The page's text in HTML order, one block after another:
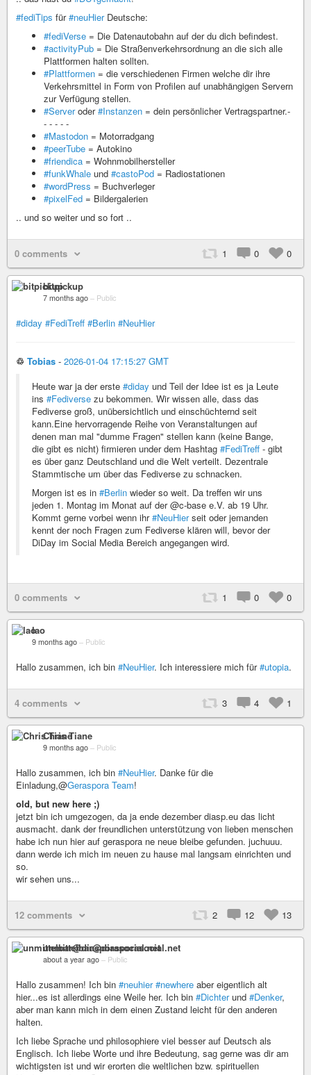
#fediTips für#neuHierDeutsche:
#fediVerse = Die Datenautobahn auf der du dich befindest.
#activityPub = Die Straßenverkehrsordnung an die sich alle
Plattformen halten sollten.
#Plattformen = die verschiedenen Firmen welche dir ihre
Verkehrsmittel in Form von Profilen auf unabhängigen Servern
zur Verfügung stellen.
#Serveroder#Instanzen = dein persönlicher Vertragspartner.-
- - - - -
#Mastodon = Motorradgang
#peerTube = Autokino
#friendica = Wohnmobilhersteller
#funkWhale und #castoPod = Radiostationen
#wordPress = Buchverleger
#pixelFed = Bildergalerien
.. und so weiter und so fort ..
0 comments 1 0 0
bitpickup
7 months ago – Public
#diday #FediTreff #Berlin #NeuHier
♲ Tobias - 2026-01-04 17:15:27 GMT
Heute war ja der erste #diday und Teil der Idee ist es ja Leute
ins #Fediverse zu bekommen. Wir wissen alle, dass das
Fediverse groß, unübersichtlich und einschüchternd seit
kann.Eine hervorragende Reihe von Veranstaltungen auf
denen man mal "dumme Fragen" stellen kann (keine Bange,
die gibt es nicht) firmieren under dem Hashtag #FediTreff - gibt
es über ganz Deutschland und die Welt verteilt. Dezentrale
Stammtische um über das Fediverse zu schnacken.
Morgen ist es in #Berlin wieder so weit. Da treffen wir uns
jeden 1. Montag im Monat auf der @c-base e.V. ab 19 Uhr.
Kommt gerne vorbei wenn ihr#NeuHierseit oder jemanden
kennt der noch Fragen zum Fediverse klären will, bevor der
DiDay im Social Media Bereich angegangen wird.
0 comments 1 0 0
lao
9 months ago – Public
Hallo zusammen, ich bin #NeuHier. Ich interessiere mich für#utopia.
4 comments 3 4 1
Chris Tiane
9 months ago – Public
Hallo zusammen, ich bin #NeuHier. Danke für die
Einladung,@Geraspora Team!
old, but new here ;)
jetzt bin ich umgezogen, da ja ende dezember diasp.eu das licht
ausmacht. dank der freundlichen unterstützung von lieben menschen
habe ich nun hier auf geraspora ne neue bleibe gefunden. juchuuu.
dann werde ich mich im neuen zu hause mal langsam einrichten und
so.
wir sehen uns...
12 comments 2 12 13
unmittelbar@diasporasocial.net
about a year ago – Public
Hallo zusammen! Ich bin #neuhier #newhere aber eigentlich alt
hier...es ist allerdings eine Weile her. Ich bin #Dichterund #Denker,
aber man kann mich in dem einen Zustand leicht für den anderen
halten.
Ich liebe Sprache und philosophiere viel besser auf Deutsch als
Englisch. Ich liebe Worte und ihre Bedeutung, sag gerne was dir am
wichtigsten ist und wir erorten die weltlichen bzw. spirituellen